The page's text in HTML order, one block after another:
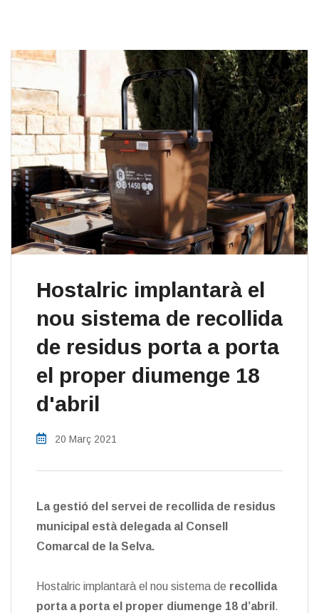
Hostalric implantarà el
nou sistema de recollida
de residus porta a porta
el proper diumenge 18
d'abril
20 Març 2021
La gestió del servei de recollida de residus
municipal està delegada al Consell
Comarcal de la Selva.
Hostalric implantarà el nou sistema de recollida
porta a porta el proper diumenge 18 d’abril .